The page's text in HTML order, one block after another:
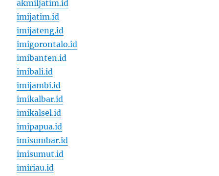
akmiljatim.id
imijatim.id
imijateng.id
imigorontalo.id
imibanten.id
imibali.id
imijambi.id
imikalbar.id
imikalsel.id
imipapua.id
imisumbar.id
imisumut.id
imiriau.id